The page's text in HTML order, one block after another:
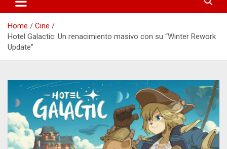
Home
Cine
Hotel Galactic: Un renacimiento masivo con su “Winter Rework
Update”